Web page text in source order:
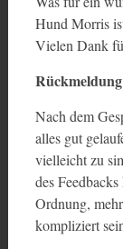
Hund Morris
Vielen Dank
Nach dem
alles gut
vielleicht zu
des
Ordnung,
kompliziert